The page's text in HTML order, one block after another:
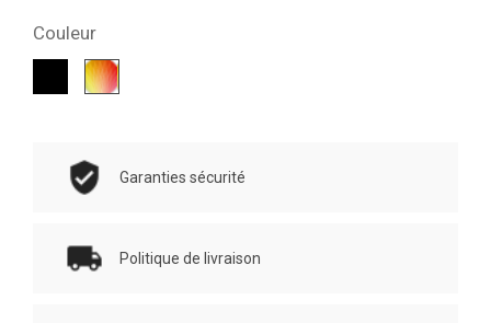
Couleur
Multicolore
Garanties sécurité
Politique de livraison